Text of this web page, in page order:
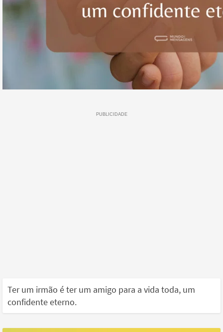
Ter um irmão é ter um amigo para a vida toda, um
confidente eterno.